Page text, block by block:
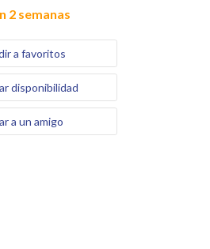
2 semanas
a favoritos
disponibilidad
a un amigo